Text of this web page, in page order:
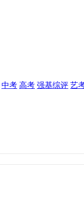
中考 高考 强基综评 艺